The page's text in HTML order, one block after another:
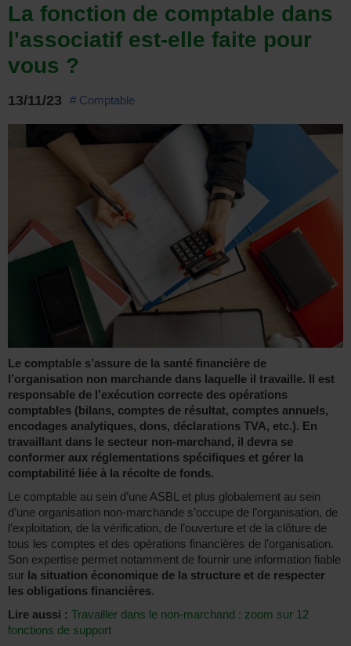
La fonction de comptable dans
l'associatif est-elle faite pour
vous ?
13/11/23 # Comptable
Le comptable s’assure de la santé financière de
l’organisation non marchande dans laquelle il travaille. Il est
responsable de l’exécution correcte des opérations
comptables (bilans, comptes de résultat, comptes annuels,
encodages analytiques, dons, déclarations TVA, etc.). En
travaillant dans le secteur non-marchand, il devra se
conformer aux réglementations spécifiques et gérer la
comptabilité liée à la récolte de fonds.
Le comptable au sein d’une ASBL et plus globalement au sein
d’une organisation non-marchande s’occupe de l’organisation, de
l’exploitation, de la vérification, de l’ouverture et de la clôture de
tous les comptes et des opérations financières de l’organisation.
Son expertise permet notamment de fournir une information fiable
sur la situation économique de la structure et de respecter
les obligations financières.
Lire aussi : Travailler dans le non-marchand : zoom sur 12
fonctions de support